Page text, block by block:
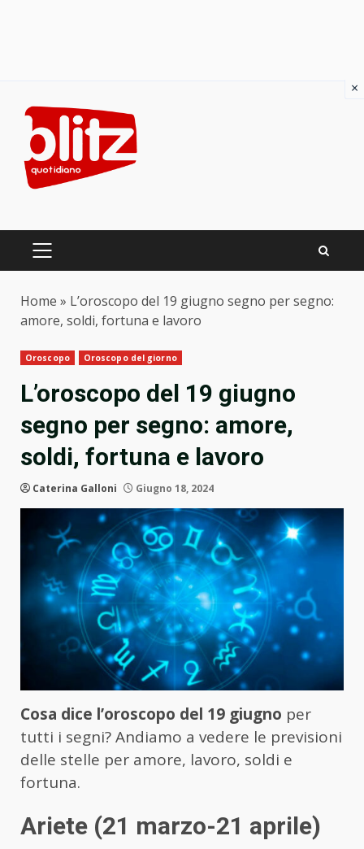
content
PRIMARY
Home » L’oroscopo del 19 giugno segno per segno:
amore, soldi, fortuna e lavoro
Oroscopo Oroscopo del giorno
L’oroscopo del 19 giugno
segno per segno: amore,
soldi, fortuna e lavoro
Caterina Galloni Giugno 18, 2024
Cosa dice l’oroscopo del 19 giugno per
tutti i segni? Andiamo a vedere le previsioni
delle stelle per amore, lavoro, soldi e
fortuna.
Ariete (21 marzo-21 aprile)
×